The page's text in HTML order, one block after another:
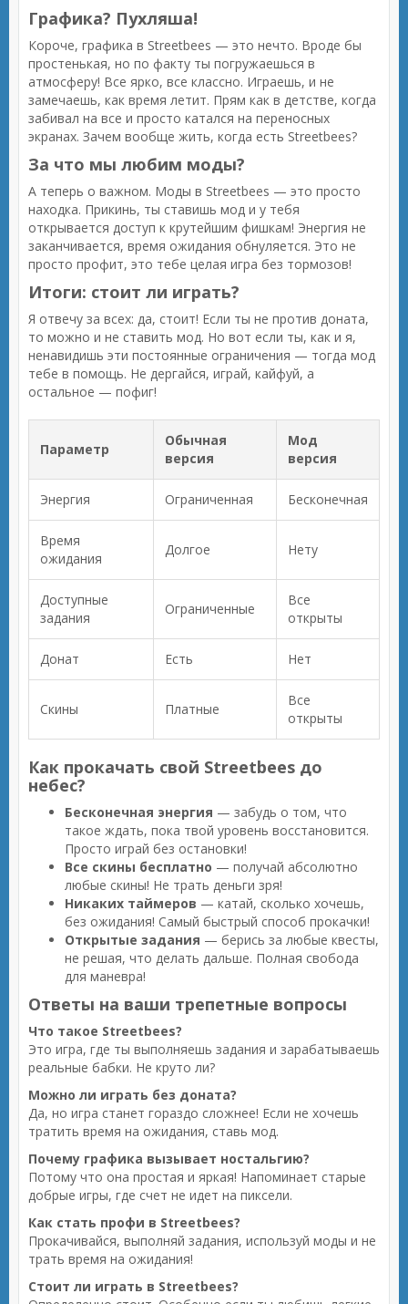
Графика? Пухляша!
Короче, графика в Streetbees — это нечто. Вроде бы
простенькая, но по факту ты погружаешься в
атмосферу! Все ярко, все классно. Играешь, и не
замечаешь, как время летит. Прям как в детстве, когда
забивал на все и просто катался на переносных
экранах. Зачем вообще жить, когда есть Streetbees?
За что мы любим моды?
А теперь о важном. Моды в Streetbees — это просто
находка. Прикинь, ты ставишь мод и у тебя
открывается доступ к крутейшим фишкам! Энергия не
заканчивается, время ожидания обнуляется. Это не
просто профит, это тебе целая игра без тормозов!
Итоги: стоит ли играть?
Я отвечу за всех: да, стоит! Если ты не против доната,
то можно и не ставить мод. Но вот если ты, как и я,
ненавидишь эти постоянные ограничения — тогда мод
тебе в помощь. Не дергайся, играй, кайфуй, а
остальное — пофиг!
Параметр
Обычная
версия
Мод
версия
Энергия Ограниченная Бесконечная
Время
ожидания
Долгое Нету
Доступные
задания
Ограниченные
Все
открыты
Донат Есть Нет
Скины Платные
Все
открыты
Как прокачать свой Streetbees до
небес?
Бесконечная энергия — забудь о том, что
такое ждать, пока твой уровень восстановится.
Просто играй без остановки!
Все скины бесплатно — получай абсолютно
любые скины! Не трать деньги зря!
Никаких таймеров — катай, сколько хочешь,
без ожидания! Самый быстрый способ прокачки!
Открытые задания — берись за любые квесты,
не решая, что делать дальше. Полная свобода
для маневра!
Ответы на ваши трепетные вопросы
Что такое Streetbees?
Это игра, где ты выполняешь задания и зарабатываешь
реальные бабки. Не круто ли?
Можно ли играть без доната?
Да, но игра станет гораздо сложнее! Если не хочешь
тратить время на ожидания, ставь мод.
Почему графика вызывает ностальгию?
Потому что она простая и яркая! Напоминает старые
добрые игры, где счет не идет на пиксели.
Как стать профи в Streetbees?
Прокачивайся, выполняй задания, используй моды и не
трать время на ожидания!
Стоит ли играть в Streetbees?